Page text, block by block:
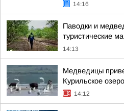
14:16
Паводки и
туристические
14:13
Медведицы
Курильское
14:12